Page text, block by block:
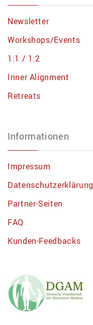
Newsletter
Workshops/Events
1:1 / 1:2
Inner Alignment
Retreats
Informationen
Impressum
Datenschutzerklärung
Partner-Seiten
FAQ
Kunden-Feedbacks